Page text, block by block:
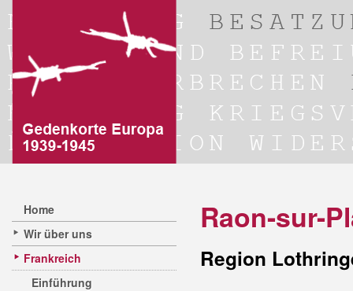
Home
Wir über uns
Frankreich
Einführung
Raon-sur-
Region